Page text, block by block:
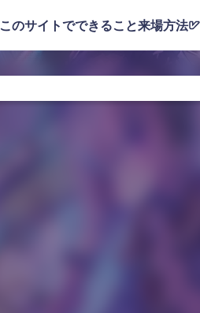
このサイトでできること来場方法